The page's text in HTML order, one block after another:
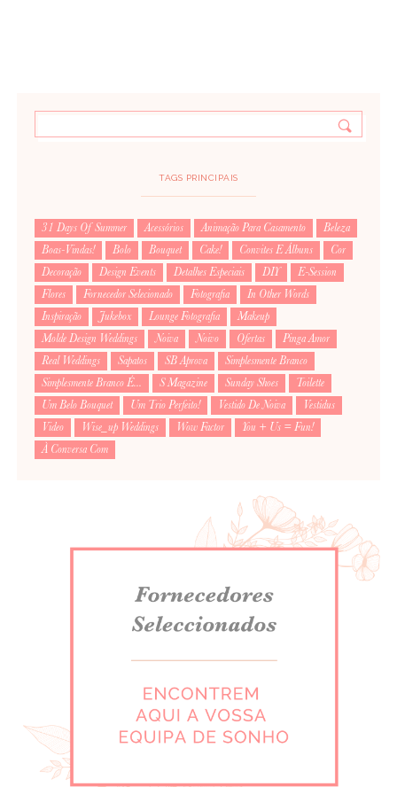
TAGS PRINCIPAIS
31 Days Of Summer Acessórios Animação Para Casamento
Beleza
Boas-Vindas!
Bolo Bouquet Cake! Convites E Álbuns
Cor
Decoração
Design Events Detalhes Especiais DIY
E-Session
Flores
Fornecedor Selecionado Fotografia
In Other Words
Inspiração
Jukebox Lounge Fotografia
Makeup
Molde Design Weddings
Noiva Noivo Ofertas
Pinga Amor
Real Weddings
Sapatos SB Aprova
Simplesmente Branco
Simplesmente Branco É...
S Magazine Sunday Shoes
Toilette
Um Belo Bouquet
Um Trio Perfeito! Vestido De Noiva
Vestidus
Video
Wise_up Weddings Wow Factor
You + Us = Fun!
À Conversa Com